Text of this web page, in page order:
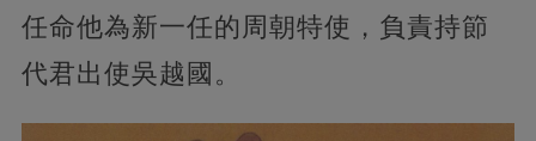
任命他為新一任的周朝特使，負責持節
代君出使吳越國。